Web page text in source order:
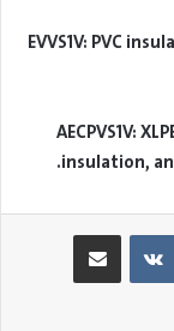
● EVVS1V: PVC
● AECPVS1V:
insulation,
مشاركة عبر البريد